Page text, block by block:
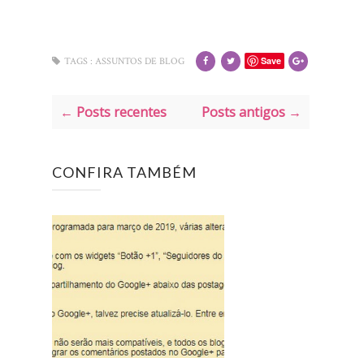
Save
TAGS : ASSUNTOS DE BLOG
← Posts recentes Posts antigos →
CONFIRA TAMBÉM